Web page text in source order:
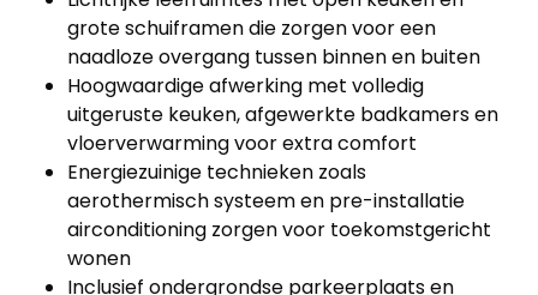
grote schuiframen die zorgen voor een
naadloze overgang tussen binnen en buiten
Hoogwaardige afwerking met volledig
uitgeruste keuken, afgewerkte badkamers en
vloerverwarming voor extra comfort
Energiezuinige technieken zoals
aerothermisch systeem en pre-installatie
airconditioning zorgen voor toekomstgericht
wonen
Inclusief ondergrondse parkeerplaats en